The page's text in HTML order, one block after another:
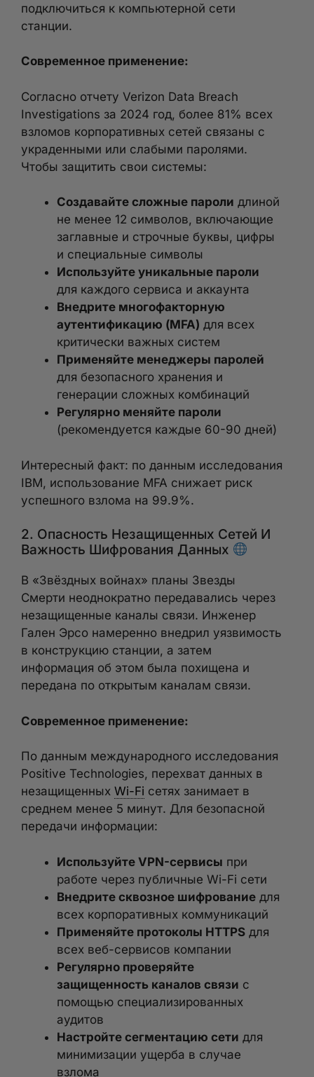
подключиться к компьютерной сети
станции.
Современное применение:
Согласно отчету Verizon Data Breach
Investigations за 2024 год, более 81% всех
взломов корпоративных сетей связаны с
украденными или слабыми паролями.
Чтобы защитить свои системы:
Создавайте сложные пароли длиной
не менее 12 символов, включающие
заглавные и строчные буквы, цифры
и специальные символы
Используйте уникальные пароли
для каждого сервиса и аккаунта
Внедрите многофакторную
аутентификацию (MFA) для всех
критически важных систем
Применяйте менеджеры паролей
для безопасного хранения и
генерации сложных комбинаций
Регулярно меняйте пароли
(рекомендуется каждые 60-90 дней)
Интересный факт: по данным исследования
IBM, использование MFA снижает риск
успешного взлома на 99.9%.
2. Опасность Незащищенных Сетей И
Важность Шифрования Данных
В «Звёздных войнах» планы Звезды
Смерти неоднократно передавались через
незащищенные каналы связи. Инженер
Гален Эрсо намеренно внедрил уязвимость
в конструкцию станции, а затем
информация об этом была похищена и
передана по открытым каналам связи.
Современное применение:
По данным международного исследования
Positive Technologies, перехват данных в
незащищенных Wi-Fi сетях занимает в
среднем менее 5 минут. Для безопасной
передачи информации:
Используйте VPN-сервисы при
работе через публичные Wi-Fi сети
Внедрите сквозное шифрование для
всех корпоративных коммуникаций
Применяйте протоколы HTTPS для
всех веб-сервисов компании
Регулярно проверяйте
защищенность каналов связи с
помощью специализированных
аудитов
Настройте сегментацию сети для
минимизации ущерба в случае
взлома